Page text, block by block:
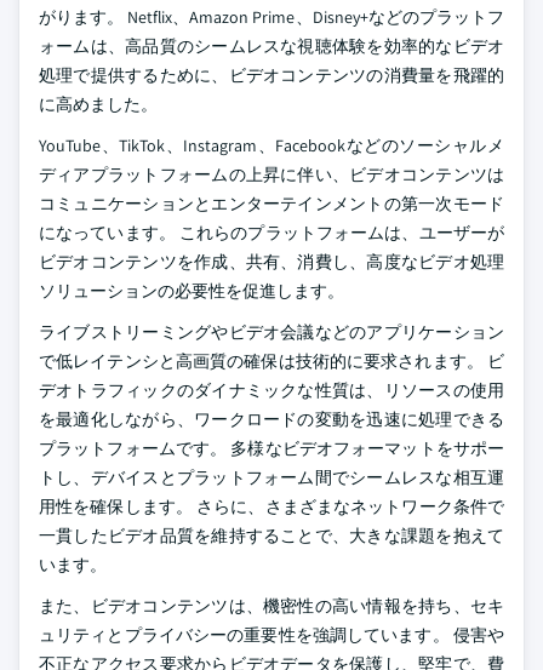
がります。 Netflix、Amazon Prime、Disney+などのプラットフ
ォームは、高品質のシームレスな視聴体験を効率的なビデオ
処理で提供するために、ビデオコンテンツの消費量を飛躍的
に高めました。
YouTube、TikTok、Instagram、Facebookなどのソーシャルメ
ディアプラットフォームの上昇に伴い、ビデオコンテンツは
コミュニケーションとエンターテインメントの第一次モード
になっています。 これらのプラットフォームは、ユーザーが
ビデオコンテンツを作成、共有、消費し、高度なビデオ処理
ソリューションの必要性を促進します。
ライブストリーミングやビデオ会議などのアプリケーション
で低レイテンシと高画質の確保は技術的に要求されます。 ビ
デオトラフィックのダイナミックな性質は、リソースの使用
を最適化しながら、ワークロードの変動を迅速に処理できる
プラットフォームです。 多様なビデオフォーマットをサポー
トし、デバイスとプラットフォーム間でシームレスな相互運
用性を確保します。 さらに、さまざまなネットワーク条件で
一貫したビデオ品質を維持することで、大きな課題を抱えて
います。
また、ビデオコンテンツは、機密性の高い情報を持ち、セキ
ュリティとプライバシーの重要性を強調しています。 侵害や
不正なアクセス要求からビデオデータを保護し、堅牢で、費